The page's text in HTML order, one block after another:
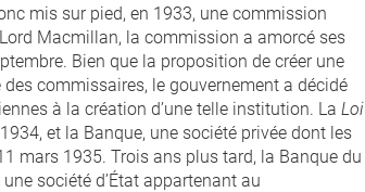
mis sur pied, en 1933, une commission
Macmillan, la commission a amorcé ses
Bien que la proposition de créer une
commissaires, le gouvernement a décidé
à la création d’une telle institution. La Loi
et la Banque, une société privée dont les
mars 1935. Trois ans plus tard, la Banque du
société d’État appartenant au